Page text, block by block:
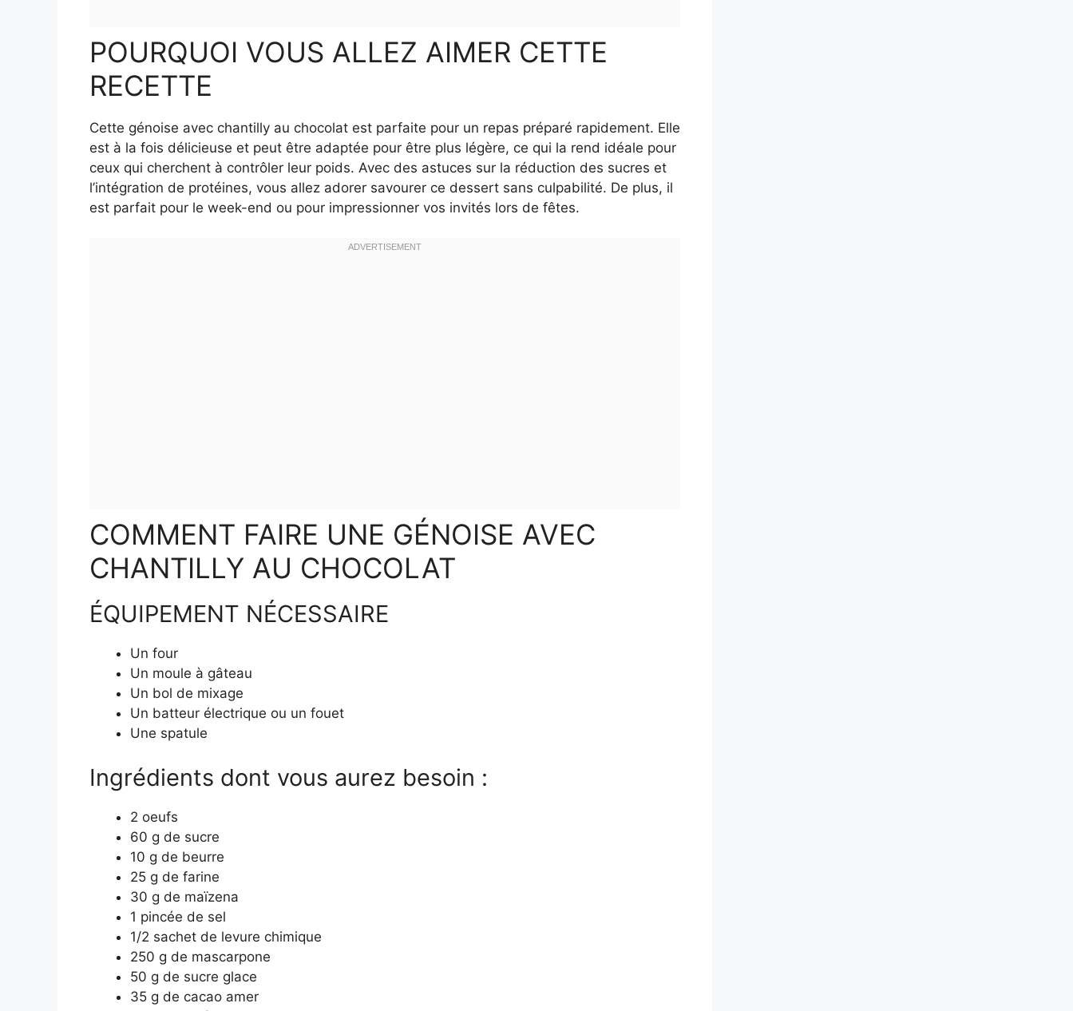
POURQUOI VOUS ALLEZ AIMER CETTE
RECETTE
Cette génoise avec chantilly au chocolat est parfaite pour un repas préparé rapidement. Elle
est à la fois délicieuse et peut être adaptée pour être plus légère, ce qui la rend idéale pour
ceux qui cherchent à contrôler leur poids. Avec des astuces sur la réduction des sucres et
l’intégration de protéines, vous allez adorer savourer ce dessert sans culpabilité. De plus, il
est parfait pour le week-end ou pour impressionner vos invités lors de fêtes.
COMMENT FAIRE UNE GÉNOISE AVEC
CHANTILLY AU CHOCOLAT
ÉQUIPEMENT NÉCESSAIRE
Un four
Un moule à gâteau
Un bol de mixage
Un batteur électrique ou un fouet
Une spatule
Ingrédients dont vous aurez besoin :
2 oeufs
60 g de sucre
10 g de beurre
25 g de farine
30 g de maïzena
1 pincée de sel
1/2 sachet de levure chimique
250 g de mascarpone
50 g de sucre glace
35 g de cacao amer